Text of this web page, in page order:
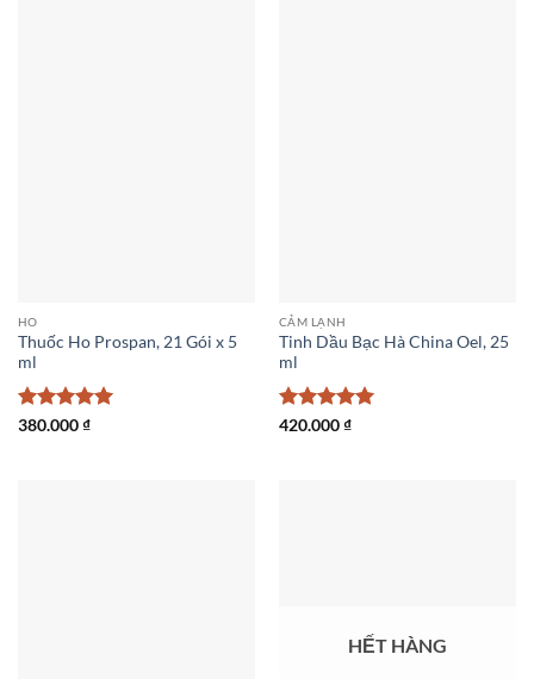
HO
Thuốc Ho Prospan, 21 Gói x 5
ml
Được xếp
380.000₫
CẢM LẠNH
Tinh Dầu Bạc Hà China Oel, 25
ml
Được xếp
420.000₫
HẾT HÀNG